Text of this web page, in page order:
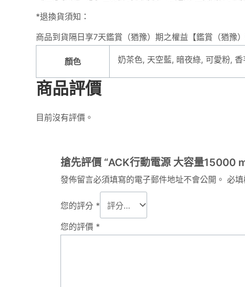
*退換貨須知：
商品到貨隔日享7天鑑賞（猶豫）期之權益【鑑賞（猶豫
顏色 奶茶色, 天空藍, 暗夜綠, 可愛粉,
商品評價
目前沒有評價。
搶先評價 “ACK行動電源 大容量15000
發佈留言必須填寫的電子郵件地址不會公開。 必
您的評分 *
您的評價 *